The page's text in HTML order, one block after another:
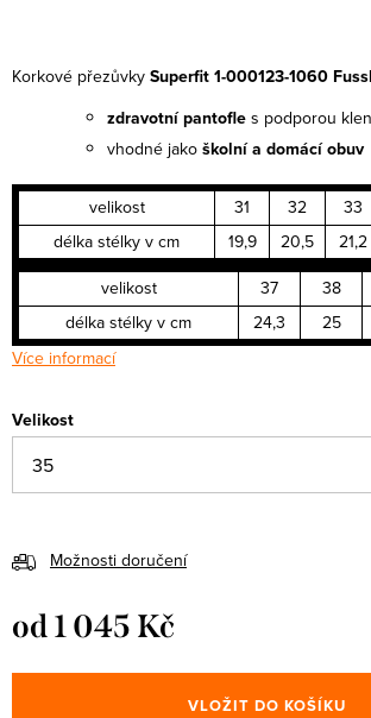
Korkové přezůvky Superfit 1-000123-1060
zdravotní pantofle s podporou
vhodné jako školní a domácí obuv
velikost 31 32 33
délka stélky v cm
19,9 20,5 21,2
velikost
37 38
délka stélky v cm
24,3 25
Více informací
Velikost
Možnosti doručení
od1 045 Kč
cena:
VLOŽIT DO KOŠÍKU